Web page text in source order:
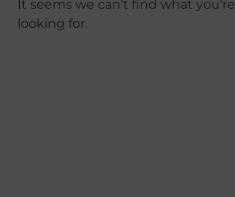
It seems we can't find what you're
looking for.